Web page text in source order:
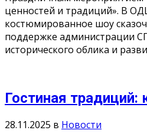
ценностей и традиций». В
костюмированное шоу
поддержке администрации
исторического облика и
Гостиная традиций:
28.11.2025 в Новости